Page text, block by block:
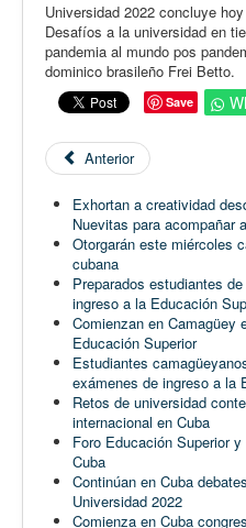
Universidad 2022 concluye
Desafíos a la universidad en
pandemia al mundo pos
dominico brasileño Frei Betto.
Save
Anterior
Exhortan a creatividad
Nuevitas para acompañar
Otorgarán este miércoles
cubana
Preparados estudiantes
ingreso a la Educación
Comienzan en Camagüey
Educación Superior
Estudiantes
exámenes de ingreso a la
Retos de universidad
internacional en Cuba
Foro Educación Superior
Cuba
Continúan en Cuba
Universidad 2022
Comienza en Cuba